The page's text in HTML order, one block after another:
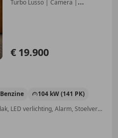
Turbo Lusso | Camera |
€ 19.900
Benzine
104 kW (141 PK)
Parkeerhulp met camera, Open dak, LED verlichting, Alarm, Stoelverwarming, Cruise control, Centrale deurvergrendeling met afstandsbediening, Startonderbreker